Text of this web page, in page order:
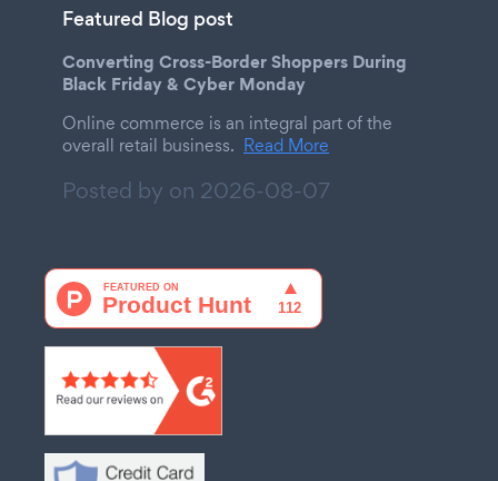
Featured Blog post
Converting Cross-Border Shoppers During
Black Friday & Cyber Monday
Online commerce is an integral part of the
overall retail business. Read More
Posted by on 2026-08-07